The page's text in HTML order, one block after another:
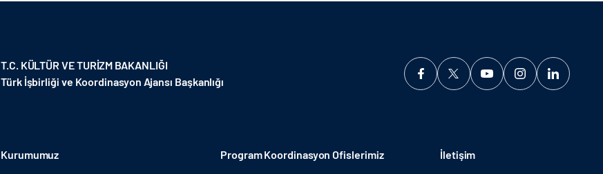
T.C. KÜLTÜR VE TURİZM BAKANLIĞI
Türk İşbirliği ve Koordinasyon Ajansı Başkanlığı
Kurumumuz Program Koordinasyon Ofislerimiz İletişim